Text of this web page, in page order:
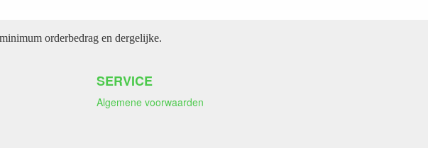
orderbedrag en dergelijke.
SERVICE
Algemene voorwaarden